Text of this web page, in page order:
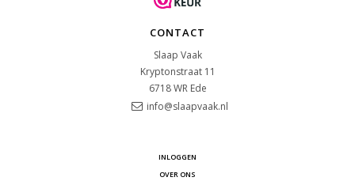
CONTACT
Slaap Vaak
Kryptonstraat 11
6718 WR Ede
info@slaapvaak.nl
INLOGGEN
OVER ONS